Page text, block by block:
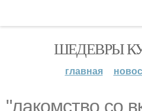
ШЕДЕВРЫ
главная
"лакомство со